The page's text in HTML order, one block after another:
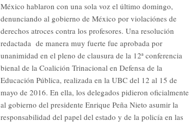
México hablaron con una sola voz el último domingo,
denunciando al gobierno de México por violaciónes de
derechos atroces contra los profesores. Una resolución
redactada de manera muy fuerte fue aprobada por
unanimidad en el pleno de clausura de la 12ª conferencia
bienal de la Coalición Trinacional en Defensa de la
Educación Pública, realizada en la UBC del 12 al 15 de
mayo de 2016. En ella, los delegados pidieron oficialmente
al gobierno del presidente Enrique Peña Nieto asumir la
responsabilidad del papel del estado y de la policía en las